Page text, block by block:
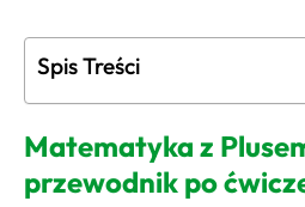
Spis Treści
Matematyka z
przewodnik po